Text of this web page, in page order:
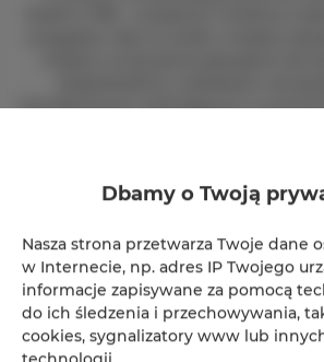
kontaktowych widniejących w
zbędnego oczekiwania jak
numer kontaktowy na 1
przyjazdem.
Check-in 16:00-20:00
Check-out 10:00
Dbamy o Twoją
Nasza strona przetwarza Twoje dane
w Internecie, np. adres IP Twojego
informacje zapisywane za pomocą
do ich śledzenia i przechowywania,
cookies, sygnalizatory www lub